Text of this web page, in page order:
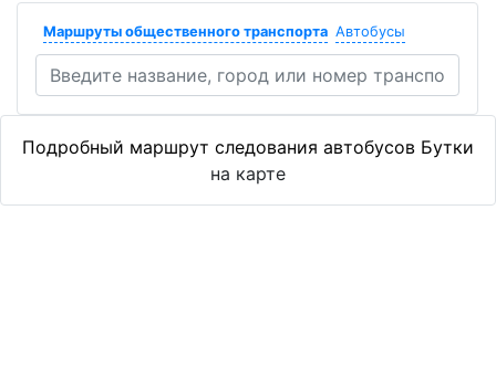
Маршруты общественного транспорта Автобусы
Подробный маршрут следования автобусов Бутки
на карте